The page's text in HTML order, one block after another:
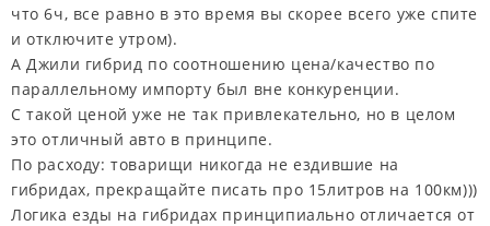
что 6ч, все равно в это время вы скорее всего уже спите
и отключите утром).
А Джили гибрид по соотношению цена/качество по
параллельному импорту был вне конкуренции.
С такой ценой уже не так привлекательно, но в целом
это отличный авто в принципе.
По расходу: товарищи никогда не ездившие на
гибридах, прекращайте писать про 15литров на 100км)))
Логика езды на гибридах принципиально отличается от